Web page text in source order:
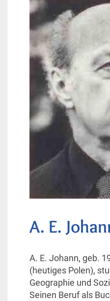
A. E.
A. E. Johann, geb.
(heutiges Polen),
Geographie und
Seinen Beruf als